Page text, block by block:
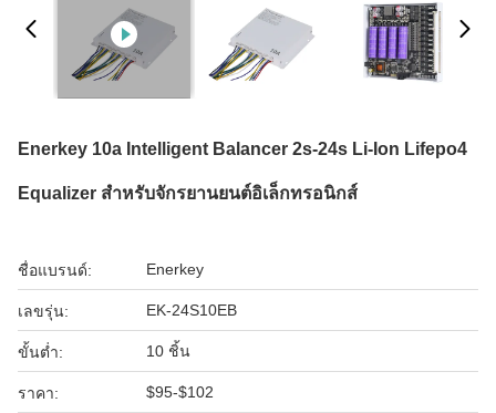
Enerkey 10a Intelligent Balancer 2s-24s Li-Ion Lifepo4
Equalizer สําหรับจักรยานยนต์อิเล็กทรอนิกส์
ชื่อแบรนด์: Enerkey
เลขรุ่น: EK-24S10EB
ขั้นต่ำ: 10 ชิ้น
ราคา: $95-$102